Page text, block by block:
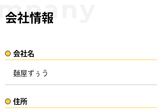
会社情報
会社名​
麺屋ずぅう
住所​​